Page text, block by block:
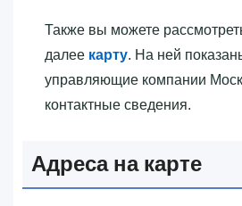
Также вы можете
далее карту. На ней
управляющие компании
контактные сведения.
Адреса на карте